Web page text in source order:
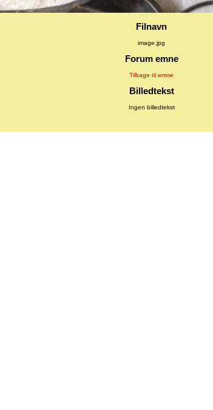
Filnavn
image.jpg
Forum emne
Tilbage til emne
Billedtekst
Ingen billedtekst